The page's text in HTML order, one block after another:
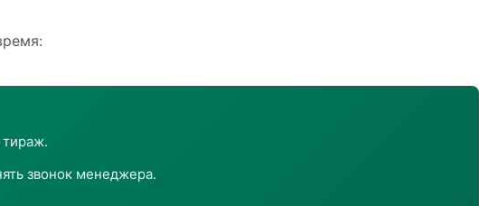
звонок менеджера.